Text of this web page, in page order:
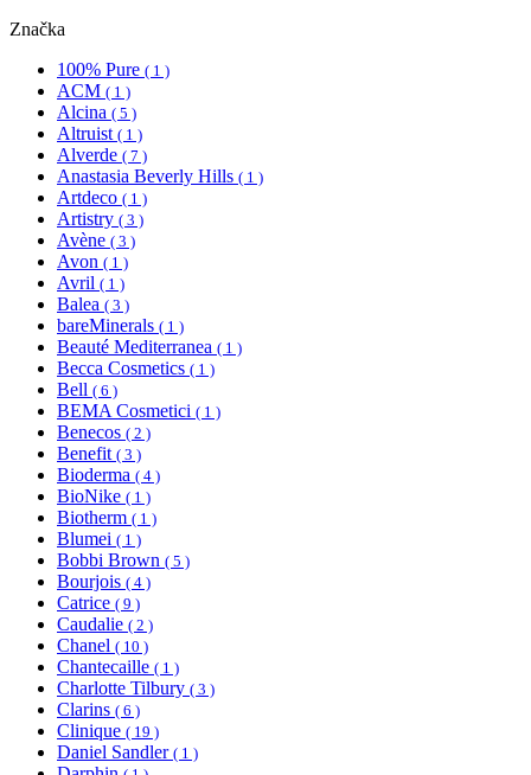
Značka
100% Pure ( 1 )
ACM ( 1 )
Alcina ( 5 )
Altruist ( 1 )
Alverde ( 7 )
Anastasia Beverly Hills ( 1 )
Artdeco ( 1 )
Artistry ( 3 )
Avène ( 3 )
Avon ( 1 )
Avril ( 1 )
Balea ( 3 )
bareMinerals ( 1 )
Beauté Mediterranea ( 1 )
Becca Cosmetics ( 1 )
Bell ( 6 )
BEMA Cosmetici ( 1 )
Benecos ( 2 )
Benefit ( 3 )
Bioderma ( 4 )
BioNike ( 1 )
Biotherm ( 1 )
Blumei ( 1 )
Bobbi Brown ( 5 )
Bourjois ( 4 )
Catrice ( 9 )
Caudalie ( 2 )
Chanel ( 10 )
Chantecaille ( 1 )
Charlotte Tilbury ( 3 )
Clarins ( 6 )
Clinique ( 19 )
Daniel Sandler ( 1 )